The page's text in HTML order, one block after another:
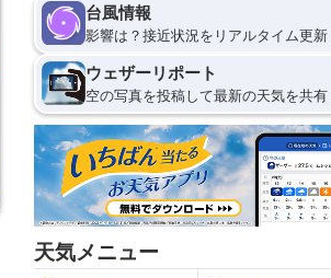
21 0
台風情報
影響は？接近状況をリアルタイム更新
ウェザーリポート
空の写真を投稿して最新の天気を共有
天気メニュー